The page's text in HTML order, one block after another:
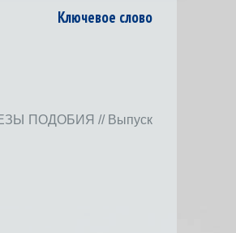
Ключевое слово
ПОДОБИЯ // Выпуск